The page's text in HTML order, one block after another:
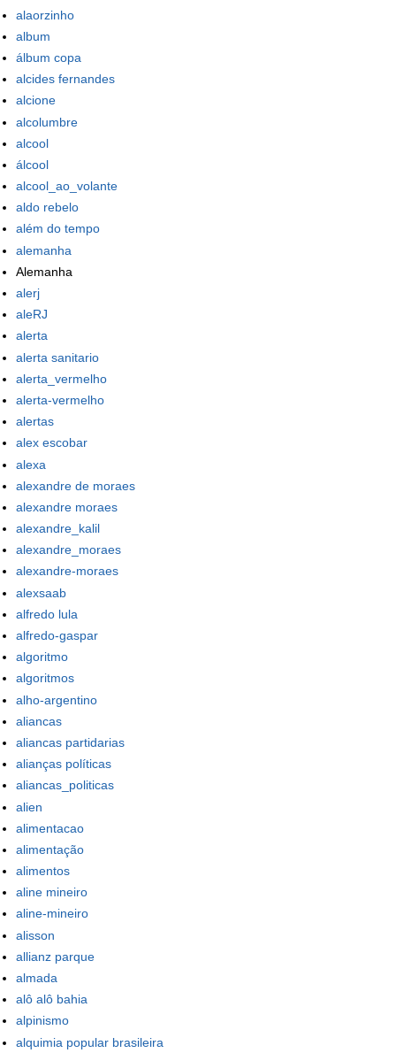
alaorzinho
album
álbum copa
alcides fernandes
alcione
alcolumbre
alcool
álcool
alcool_ao_volante
aldo rebelo
além do tempo
alemanha
Alemanha
alerj
aleRJ
alerta
alerta sanitario
alerta_vermelho
alerta-vermelho
alertas
alex escobar
alexa
alexandre de moraes
alexandre moraes
alexandre_kalil
alexandre_moraes
alexandre-moraes
alexsaab
alfredo lula
alfredo-gaspar
algoritmo
algoritmos
alho-argentino
aliancas
aliancas partidarias
alianças políticas
aliancas_politicas
alien
alimentacao
alimentação
alimentos
aline mineiro
aline-mineiro
alisson
allianz parque
almada
alô alô bahia
alpinismo
alquimia popular brasileira